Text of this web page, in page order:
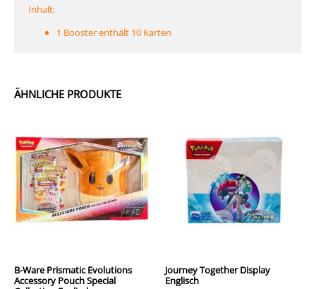
ÄHNLICHE PRODUKTE
B-Ware Prismatic Evolutions
Accessory Pouch Special
Journey Together Display
Englisch
Inhalt:
1 Booster enthält 10 Karten